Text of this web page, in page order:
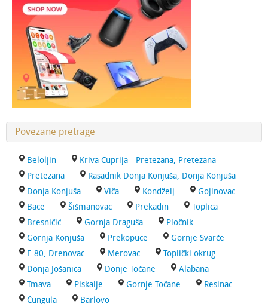
Povezane pretrage
Beloljin
Kriva Cuprija - Pretezana, Pretezana
Pretezana
Rasadnik Donja Konjuša, Donja Konjuša
Donja Konjuša
Viča Kondželj
Gojinovac
Bace
Šišmanovac Prekadin
Toplica
Bresničić
Gornja Draguša
Pločnik
Gornja Konjuša
Prekopuce
Gornje Svarče
E-80, Drenovac
Merovac
Toplički okrug
Donja Jošanica
Donje Točane
Alabana
Tmava
Piskalje Gornje Točane
Resinac
Čungula
Barlovo